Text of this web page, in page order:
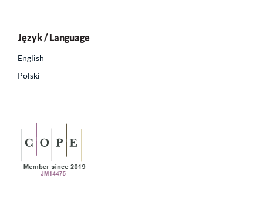
Język / Language
English
Polski